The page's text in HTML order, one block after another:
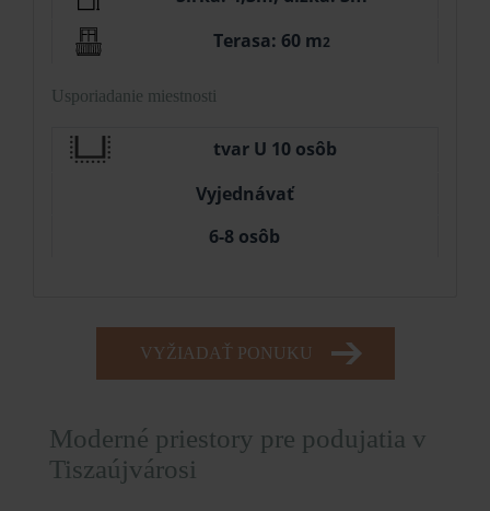
Terasa: 60 m2
Usporiadanie miestnosti
tvar U 10 osôb
Vyjednávať
6-8 osôb
VYŽIADAŤ PONUKU
Moderné priestory pre podujatia v
Tiszaújvárosi